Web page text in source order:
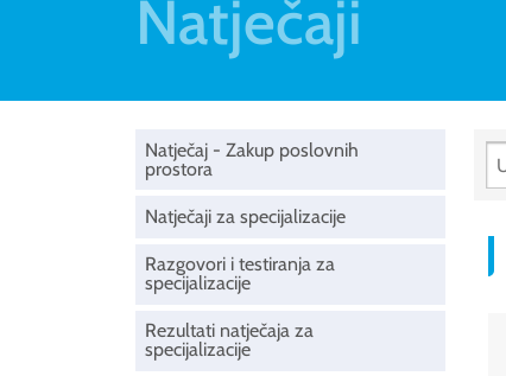
Natječaji
Natječaj - Zakup poslovnih
prostora
Natječaji za specijalizacije
Razgovori i testiranja za
specijalizacije
Rezultati natječaja za
specijalizacije